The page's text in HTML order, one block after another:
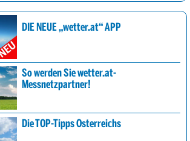
DIE NEUE „wetter.at“ APP
So werden Sie wetter.at-
Messnetzpartner!
Die TOP-Tipps Österreichs